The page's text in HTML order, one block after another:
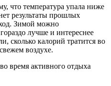
что температура упала ниже
результаты прошлых
Зимой можно
лучше и интереснее
сколько калорий тратится во
воздухе.